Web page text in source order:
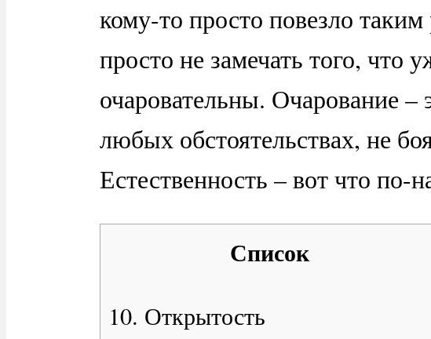
кому-то просто повезло
просто не замечать того, что
очаровательны. Очарование
любых обстоятельствах, не
Естественность – вот что по-
Список
10. Открытость